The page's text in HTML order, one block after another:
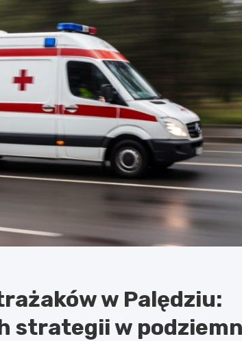
w Palędziu:
strategii w